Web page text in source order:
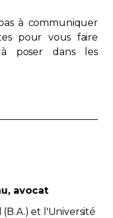
à communiquer
pour vous faire
poser dans les
avocat
et l'Université